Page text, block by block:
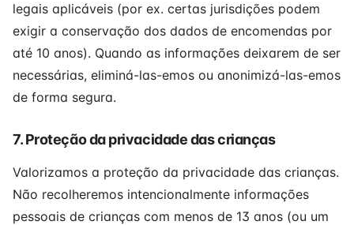
legais aplicáveis (por ex. certas jurisdições podem
exigir a conservação dos dados de encomendas por
até 10 anos). Quando as informações deixarem de ser
necessárias, eliminá-las-emos ou anonimizá-las-emos
de forma segura.
7. Proteção da privacidade das crianças
Valorizamos a proteção da privacidade das crianças.
Não recolheremos intencionalmente informações
pessoais de crianças com menos de 13 anos (ou um